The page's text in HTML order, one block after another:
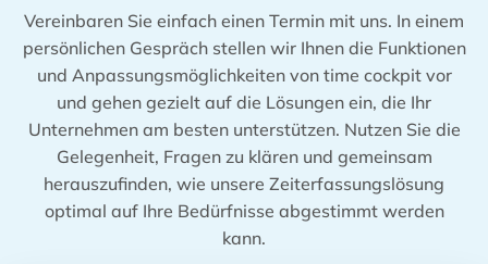
Vereinbaren Sie einfach einen Termin mit uns. In einem
persönlichen Gespräch stellen wir Ihnen die Funktionen
und Anpassungsmöglichkeiten von time cockpit vor
und gehen gezielt auf die Lösungen ein, die Ihr
Unternehmen am besten unterstützen. Nutzen Sie die
Gelegenheit, Fragen zu klären und gemeinsam
herauszufinden, wie unsere Zeiterfassungslösung
optimal auf Ihre Bedürfnisse abgestimmt werden
kann.